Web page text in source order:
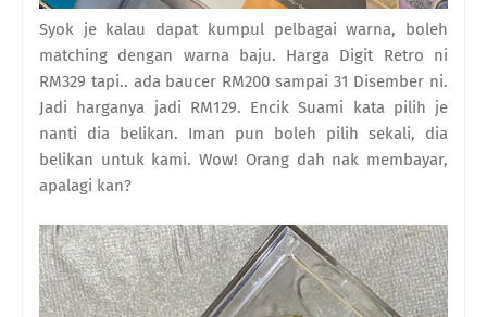
Syok je kalau dapat kumpul pelbagai warna, boleh
matching dengan warna baju. Harga Digit Retro ni
RM329 tapi.. ada baucer RM200 sampai 31 Disember ni.
Jadi harganya jadi RM129. Encik Suami kata pilih je
nanti dia belikan. Iman pun boleh pilih sekali, dia
belikan untuk kami. Wow! Orang dah nak membayar,
apalagi kan?